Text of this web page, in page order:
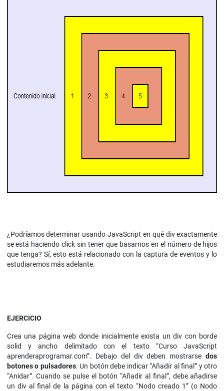
¿Podríamos determinar usando JavaScript en qué div exactamente
se está haciendo click sin tener que basarnos en el número de hijos
que tenga? Sí, esto está relacionado con la captura de eventos y lo
estudiaremos más adelante.
EJERCICIO
Crea una página web donde inicialmente exista un div con borde
solid y ancho delimitado con el texto “Curso JavaScript
aprenderaprogramar.com”. Debajo del div deben mostrarsedos
botones o pulsadores. Un botón debe indicar “Añadir al final” y otro
“Anidar”. Cuando se pulse el botón “Añadir al final”, debe añadirse
un div al final de la página con el texto “Nodo creado 1” (o Nodo